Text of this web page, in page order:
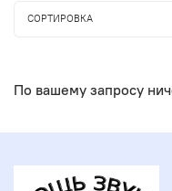
СОРТИРОВКА
По вашему запросу